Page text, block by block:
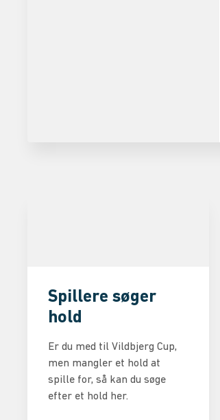
Spillere søger
hold
Er du med til Vildbjerg Cup,
men mangler et hold at
spille for, så kan du søge
efter et hold her.